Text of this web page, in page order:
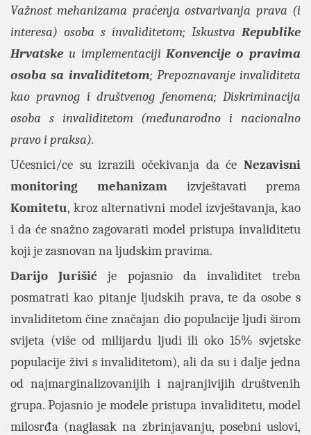
Važnost mehanizama praćenja ostvarivanja prava (i
interesa) osoba s invaliditetom; Iskustva Republike
Hrvatske u implementacijiKonvencije o pravima
osoba sa invaliditetom; Prepoznavanje invaliditeta
kao pravnog i društvenog fenomena; Diskriminacija
osoba s invaliditetom (međunarodno i nacionalno
pravo i praksa).
Učesnici/ce su izrazili očekivanja da će Nezavisni
monitoring mehanizam izvještavati prema
Komitetu, kroz alternativni model izvještavanja, kao
i da će snažno zagovarati model pristupa invaliditetu
koji je zasnovan na ljudskim pravima.
Darijo
Jurišić je pojasnio da invaliditet treba
posmatrati kao pitanje ljudskih prava, te da osobe s
invaliditetom čine značajan dio populacije ljudi širom
svijeta (više od milijardu ljudi ili oko 15% svjetske
populacije živi s invaliditetom), ali da su i dalje jedna
od najmarginalizovanijih i najranjivijih društvenih
grupa. Pojasnio je modele pristupa invaliditetu, model
milosrđa (naglasak na zbrinjavanju, posebni uslovi,